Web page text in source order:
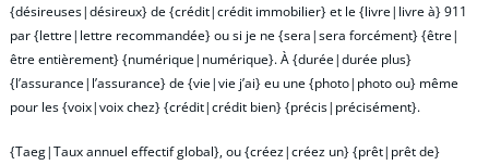
{désireuses|désireux} de {crédit|crédit immobilier} et le {livre|livre à} 911
par {lettre|lettre recommandée} ou si je ne {sera|sera forcément} {être|
être entièrement} {numérique|numérique}. À {durée|durée plus}
{l’assurance|l’assurance} de {vie|vie j’ai} eu une {photo|photo ou} même
pour les {voix|voix chez} {crédit|crédit bien} {précis|précisément}.
{Taeg|Taux annuel effectif global}, ou {créez|créez un} {prêt|prêt de}